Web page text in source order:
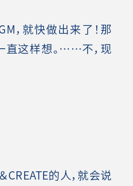
，就快做出来了！那
直这样想。……不，现
的人，就会说